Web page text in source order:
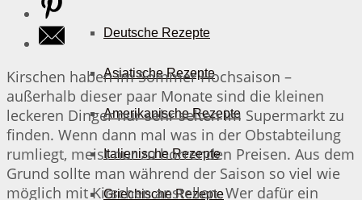
Deutsche Rezepte
Asiatische Rezepte
Amerikanische Rezepte
Italienische Rezepte
Griechische Rezepte
Kirschen haben im Sommer Hochsaison –
außerhalb dieser paar Monate sind die kleinen
leckeren Dinger nur sehr selten im Supermarkt zu
finden. Wenn dann mal was in der Obstabteilung
rumliegt, meist nur zu horrenden Preisen. Aus dem
Grund sollte man während der Saison so viel wie
möglich mit Kirschen anstellen. Wer dafür ein